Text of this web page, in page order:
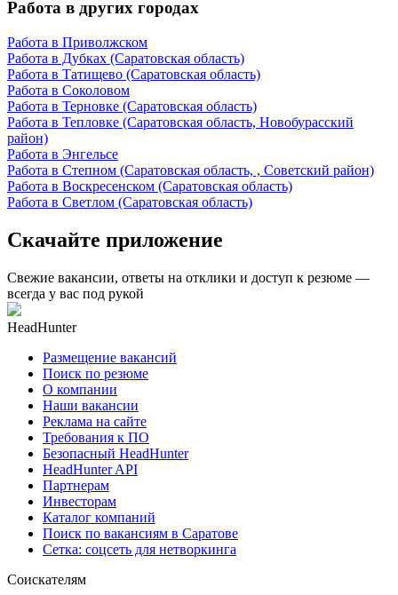
Работа в других городах
Работа в Приволжском
Работа в Дубках (Саратовская область)
Работа в Татищево (Саратовская область)
Работа в Соколовом
Работа в Терновке (Саратовская область)
Работа в Тепловке (Саратовская область, Новобурасский
район)
Работа в Энгельсе
Работа в Степном (Саратовская область, , Советский район)
Работа в Воскресенском (Саратовская область)
Работа в Светлом (Саратовская область)
Скачайте приложение
Свежие вакансии, ответы на отклики и доступ к резюме —
всегда у вас под рукой
HeadHunter
Размещение вакансий
Поиск по резюме
О компании
Наши вакансии
Реклама на сайте
Требования к ПО
Безопасный HeadHunter
HeadHunter API
Партнерам
Инвесторам
Каталог компаний
Поиск по вакансиям в Саратове
Сетка: соцсеть для нетворкинга
Соискателям